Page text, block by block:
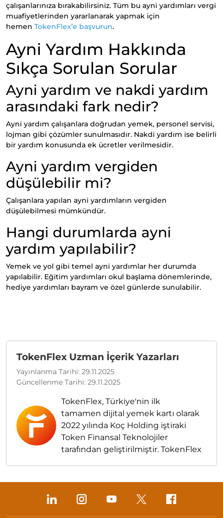
çalışanlarınıza bırakabilirsiniz. Tüm bu ayni yardımları vergi
muafiyetlerinden yararlanarak yapmak için
hemen TokenFlex’e başvurun.
Ayni Yardım Hakkında
Sıkça Sorulan Sorular
Ayni yardım ve nakdi yardım
arasındaki fark nedir?
Ayni yardım çalışanlara doğrudan yemek, personel servisi,
lojman gibi çözümler sunulmasıdır. Nakdi yardım ise belirli
bir yardım konusunda ek ücretler verilmesidir.
Ayni yardım vergiden
düşülebilir mi?
Çalışanlara yapılan ayni yardımların vergiden
düşülebilmesi mümkündür.
Hangi durumlarda ayni
yardım yapılabilir?
Yemek ve yol gibi temel ayni yardımlar her durumda
yapılabilir. Eğitim yardımları okul başlama dönemlerinde,
hediye yardımları bayram ve özel günlerde sunulabilir.
TokenFlex Uzman İçerik Yazarları
Yayınlanma Tarihi: 29.11.2025
Güncellenme Tarihi: 29.11.2025
TokenFlex, Türkiye'nin ilk
tamamen dijital yemek kartı olarak
2022 yılında Koç Holding iştiraki
Token Finansal Teknolojiler
tarafından geliştirilmiştir. TokenFlex
yöneticileri ve her zaman yeniyi
yakalamak isteyen bütün